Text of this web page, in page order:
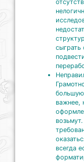
сыграть
большую
важнее,
всегда